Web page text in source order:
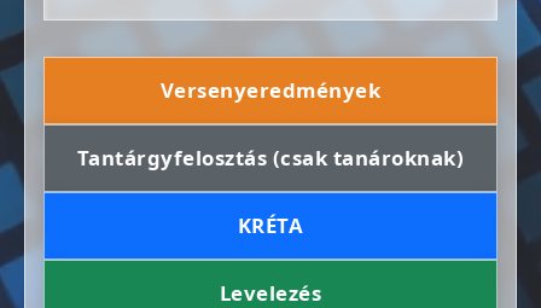
Versenyeredmények
Tantárgyfelosztás (csak tanároknak)
KRÉTA
Levelezés